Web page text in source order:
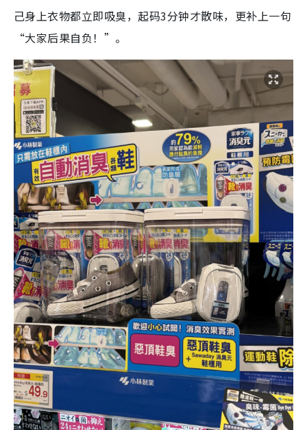
己身上衣物都立即吸臭，起码3分钟才散味，更补上一句
“大家后果自负！”。